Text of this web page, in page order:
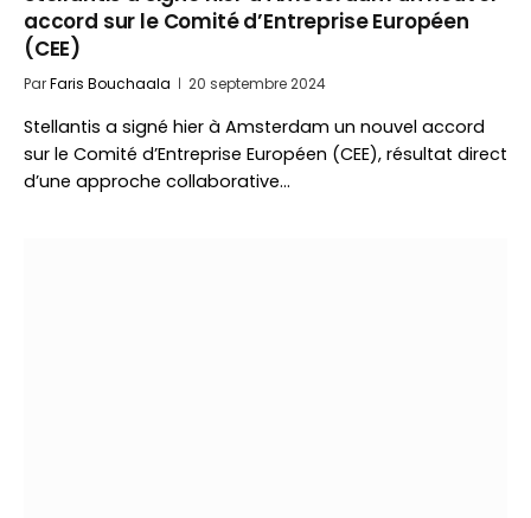
accord sur le Comité d’Entreprise Européen
(CEE)
ParFaris Bouchaala 20 septembre 2024
Stellantis a signé hier à Amsterdam un nouvel accord
sur le Comité d’Entreprise Européen (CEE), résultat direct
d’une approche collaborative…